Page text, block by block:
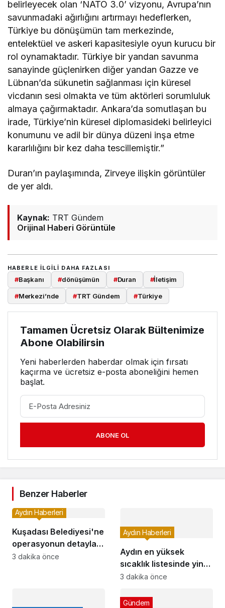
belirleyecek olan ‘NATO 3.0’ vizyonu, Avrupa’nın
savunmadaki ağırlığını artırmayı hedeflerken,
Türkiye bu dönüşümün tam merkezinde,
entelektüel ve askeri kapasitesiyle oyun kurucu bir
rol oynamaktadır. Türkiye bir yandan savunma
sanayinde güçlenirken diğer yandan Gazze ve
Lübnan’da sükunetin sağlanması için küresel
vicdanın sesi olmakta ve tüm aktörleri sorumluluk
almaya çağırmaktadır. Ankara’da somutlaşan bu
irade, Türkiye’nin küresel diplomasideki belirleyici
konumunu ve adil bir dünya düzeni inşa etme
kararlılığını bir kez daha tescillemiştir.”
Duran’ın paylaşımında, Zirveye ilişkin görüntüler
de yer aldı.
Kaynak: TRT Gündem
Orijinal Haberi Görüntüle
HABERLE ILGILI DAHA FAZLASI
#Başkanı #dönüşümün #Duran #İletişim
#Merkezi’nde #TRT Gündem #Türkiye
Tamamen Ücretsiz Olarak Bültenimize
Abone Olabilirsin
Yeni haberlerden haberdar olmak için fırsatı
kaçırma ve ücretsiz e-posta aboneliğini hemen
başlat.
ABONE OL
Benzer Haberler
Kuşadası Belediyesi'ne
operasyonun detayları
belli oldu! Bülent
Aydın Haberleri
3 dakika önce
Aydın en yüksek
sıcaklık listesinde yine
ilk üçte
Aydın Haberleri
3 dakika önce
Gündem